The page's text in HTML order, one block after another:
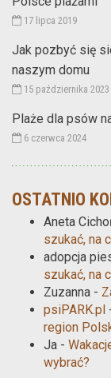
17 lipca 2019
Jak pozbyć się
naszym domu
15 października 2023
Plaże dla psów
6 czerwca 2024
OSTATNIO
Aneta
szukać, na
adopcja
szukać, na
Zuzanna -
psiPARK.pl
region
Ja -
wybrać?